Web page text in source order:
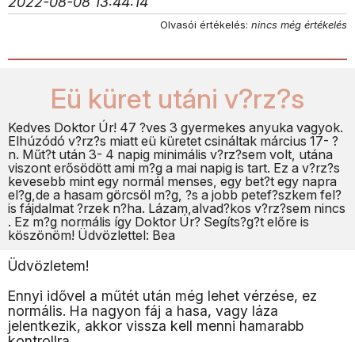
Olvasói értékelés: nincs még értékelés
Eü küret utáni v?rz?s
Kedves Doktor Úr! 47 ?ves 3 gyermekes anyuka vagyok.
Elhúzódó v?rz?s miatt eü küretet csináltak március 17- ?
n. Műt?t után 3- 4 napig minimális v?rz?sem volt, utána
viszont erősödött ami m?g a mai napig is tart. Ez a v?rz?s
kevesebb mint egy normál menses, egy bet?t egy napra
el?g,de a hasam görcsöl m?g, ?s a jobb petef?szkem fel?
is fájdalmat ?rzek n?ha. Lázam,alvad?kos v?rz?sem nincs
. Ez m?g normális így Doktor Úr? Segíts?g?t előre is
köszönöm! Üdvözlettel: Bea
Üdvözletem!
Ennyi idővel a műtét után még lehet vérzése, ez
normális. Ha nagyon fáj a hasa, vagy láza
jelentkezik, akkor vissza kell menni hamarabb